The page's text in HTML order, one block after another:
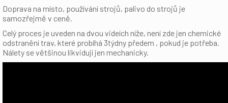
Doprava na místo, používání strojů, palivo do strojů je
samozřejmě v ceně.
Celý proces je uveden na dvou videích níže, není zde jen chemické
odstranění trav, které probíhá 3týdny předem , pokud je potřeba.
Nálety se většinou likvidují jen mechanicky.